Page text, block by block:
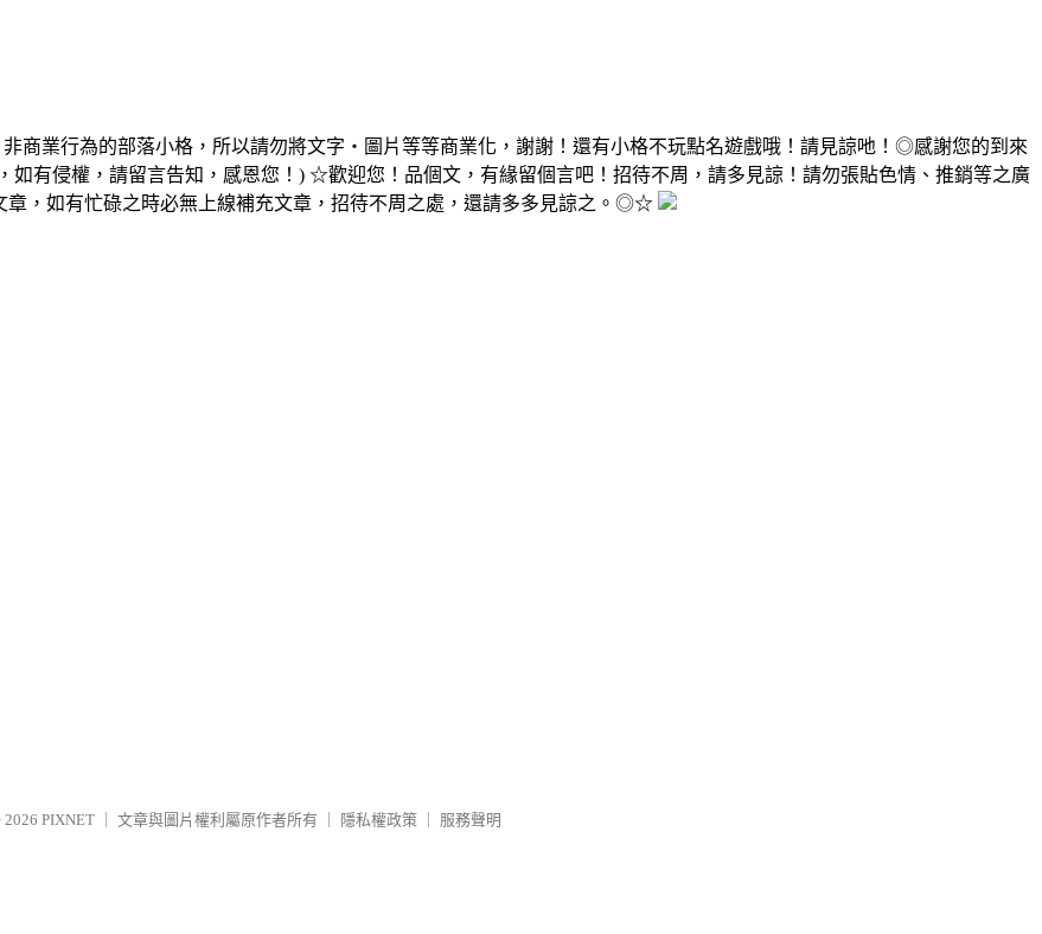
行為的部落小格，所以請勿將文字‧圖片等等商業化，謝謝！還有小格不玩點名遊戲哦！請見諒吔！◎感謝您的到來
如有侵權，請留言告知，感恩您！) ☆歡迎您！品個文，有緣留個言吧！招待不周，請多見諒！請勿張貼色情、推銷等之廣
，如有忙碌之時必無上線補充文章，招待不周之處，還請多多見諒之。◎☆
PIXNET 文章與圖片權利屬原作者所有 隱私權政策 服務聲明